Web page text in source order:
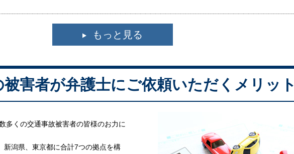
もっと見る
害者が弁護士にご依頼いただくメリット
多くの交通事故被害者の皆様のお力に
新潟県、東京都に合計7つの拠点を構